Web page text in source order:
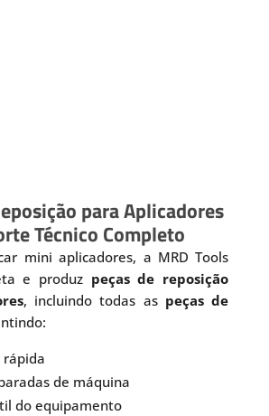
para Aplicadores
Técnico Completo
mini aplicadores, a MRD Tools
e produz peças de reposição
, incluindo todas as peças de
rápida
de máquina
do equipamento